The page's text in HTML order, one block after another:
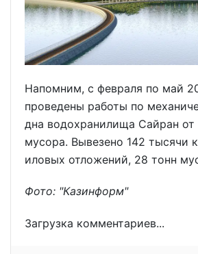
Напомним, с февраля по май
проведены работы по
дна водохранилища Сайран
мусора. Вывезено 142 тысячи
иловых отложений, 28 тонн
Фото: "Казинформ"
Загрузка комментариев...